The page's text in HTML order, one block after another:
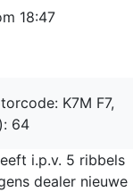
18:47
K7M F7,
64
i.p.v. 5 ribbels
dealer nieuwe